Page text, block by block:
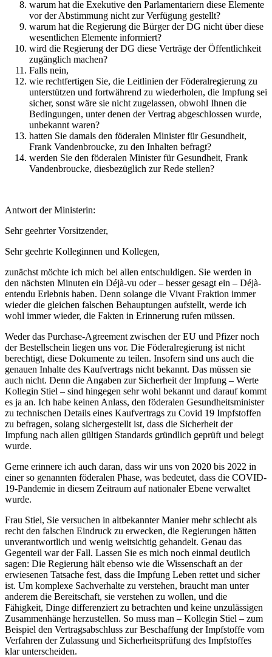
warum hat die Exekutive den Parlamentariern diese Elemente
vor der Abstimmung nicht zur Verfügung gestellt?
warum hat die Regierung die Bürger der DG nicht über diese
wesentlichen Elemente informiert?
wird die Regierung der DG diese Verträge der Öffentlichkeit
zugänglich machen?
Falls nein,
wie rechtfertigen Sie, die Leitlinien der Föderalregierung zu
unterstützen und fortwährend zu wiederholen, die Impfung sei
sicher, sonst wäre sie nicht zugelassen, obwohl Ihnen die
Bedingungen, unter denen der Vertrag abgeschlossen wurde,
unbekannt waren?
hatten Sie damals den föderalen Minister für Gesundheit,
Frank Vandenbroucke, zu den Inhalten befragt?
werden Sie den föderalen Minister für Gesundheit, Frank
Vandenbroucke, diesbezüglich zur Rede stellen?
Antwort der Ministerin:
Sehr geehrter Vorsitzender,
Sehr geehrte Kolleginnen und Kollegen,
zunächst möchte ich mich bei allen entschuldigen. Sie werden in
den nächsten Minuten ein Déjà-vu oder – besser gesagt ein – Déjà-
entendu Erlebnis haben. Denn solange die Vivant Fraktion immer
wieder die gleichen falschen Behauptungen aufstellt, werde ich
wohl immer wieder, die Fakten in Erinnerung rufen müssen.
Weder das Purchase-Agreement zwischen der EU und Pfizer noch
der Bestellschein liegen uns vor. Die Föderalregierung ist nicht
berechtigt, diese Dokumente zu teilen. Insofern sind uns auch die
genauen Inhalte des Kaufvertrags nicht bekannt. Das müssen sie
auch nicht. Denn die Angaben zur Sicherheit der Impfung – Werte
Kollegin Stiel – sind hingegen sehr wohl bekannt und darauf kommt
es ja an. Ich habe keinen Anlass, den föderalen Gesundheitsminister
zu technischen Details eines Kaufvertrags zu Covid 19 Impfstoffen
zu befragen, solang sichergestellt ist, dass die Sicherheit der
Impfung nach allen gültigen Standards gründlich geprüft und belegt
wurde.
Gerne erinnere ich auch daran, dass wir uns von 2020 bis 2022 in
einer so genannten föderalen Phase, was bedeutet, dass die COVID-
19-Pandemie in diesem Zeitraum auf nationaler Ebene verwaltet
wurde.
Frau Stiel, Sie versuchen in altbekannter Manier mehr schlecht als
recht den falschen Eindruck zu erwecken, die Regierungen hätten
unverantwortlich und wenig weitsichtig gehandelt. Genau das
Gegenteil war der Fall. Lassen Sie es mich noch einmal deutlich
sagen: Die Regierung hält ebenso wie die Wissenschaft an der
erwiesenen Tatsache fest, dass die Impfung Leben rettet und sicher
ist. Um komplexe Sachverhalte zu verstehen, braucht man unter
anderem die Bereitschaft, sie verstehen zu wollen, und die
Fähigkeit, Dinge differenziert zu betrachten und keine unzulässigen
Zusammenhänge herzustellen. So muss man – Kollegin Stiel – zum
Beispiel den Vertragsabschluss zur Beschaffung der Impfstoffe vom
Verfahren der Zulassung und Sicherheitsprüfung des Impfstoffes
klar unterscheiden.